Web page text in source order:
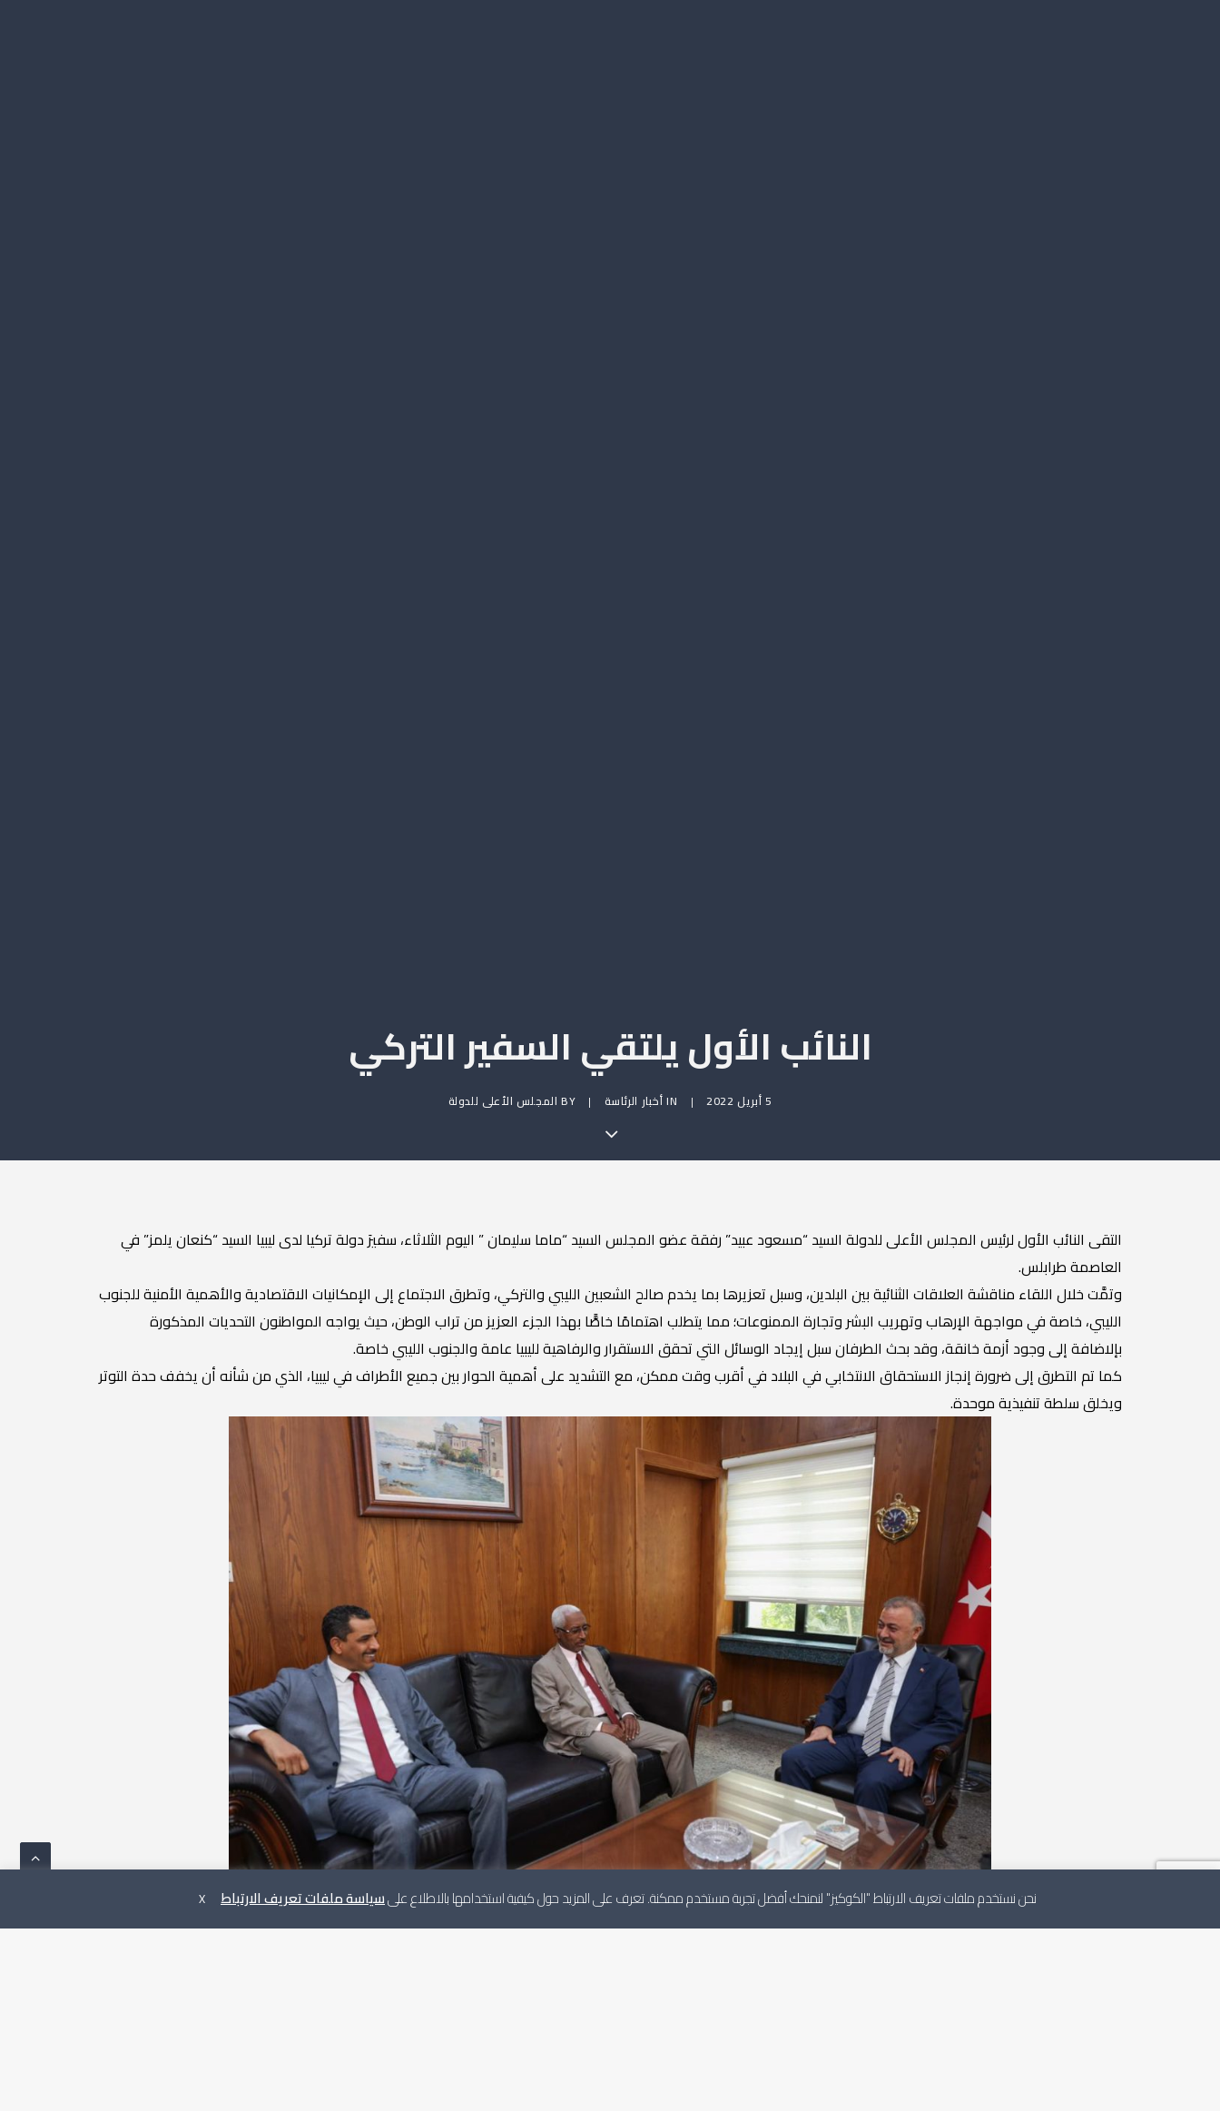
النائب الأول يلتقي السفير التركي
5 أبريل 2022 |
INأخبار الرئاسة |
BY المجلس الأعلى للدولة
التقى النائب الأول لرئيس المجلس الأعلى للدولة السيد “مسعود عبيد” رفقة عضو المجلس السيد “ماما سليمان ” اليوم الثلاثاء، سفيرَ دولة تركيا لدى ليبيا السيد “كنعان يلمز” في
العاصمة طرابلس.
وتمَّت خلال اللقاء مناقشة العلاقات الثنائية بين البلدين، وسبل تعزيرها بما يخدم صالح الشعبين الليبي والتركي، وتطرق الاجتماع إلى الإمكانيات الاقتصادية والأهمية الأمنية للجنوب
الليبي، خاصة في مواجهة الإرهاب وتهريب البشر وتجارة الممنوعات؛ مما يتطلب اهتمامًا خاصًّا بهذا الجزء العزيز من تراب الوطن، حيث يواجه المواطنون التحديات المذكورة
بإلاضافة إلى وجود أزمة خانقة، وقد بحث الطرفان سبل إيجاد الوسائل التي تحقق الاستقرار والرفاهية لليبيا عامة والجنوب الليبي خاصة.
كما تم التطرق إلى ضرورة إنجاز الاستحقاق الانتخابي في البلاد في أقرب وقت ممكن، مع التشديد على أهمية الحوار بين جميع الأطراف في ليبيا، الذي من شأنه أن يخفف حدة التوتر
ويخلق سلطة تنفيذية موحدة.
نحن نستخدم ملفات تعريف الارتباط "الكوكيز" لنمنحك أفضل تجربة مستخدم ممكنة. تعرف على المزيد حول كيفية استخدامها بالاطلاع علىسياسة ملفات تعريف الارتباط X